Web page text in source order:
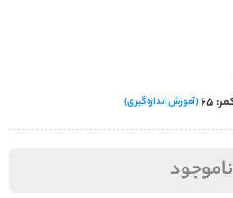
(آموزش اندازه‌گیری)
ناموجود